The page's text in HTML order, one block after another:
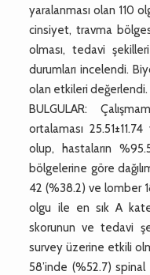
yaralanması olan 110
cinsiyet, travma
olması, tedavi
durumları incelendi.
olan etkileri değerlendi.
BULGULAR:
ortalaması
olup, hastaların
bölgelerine göre
42 (%38.2) ve lomber
olgu ile en sık A
skorunun ve tedavi
survey üzerine etkili
58’inde (%52.7)